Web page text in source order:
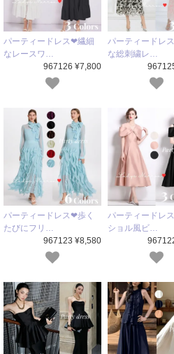
パーティードレス❤繊細
なレースワ…
967126 ¥7,800
パーティードレ
な総刺繍レ…
パーティードレス❤歩く
たびにフリ…
967123 ¥8,580
パーティードレ
ショル風ビ…